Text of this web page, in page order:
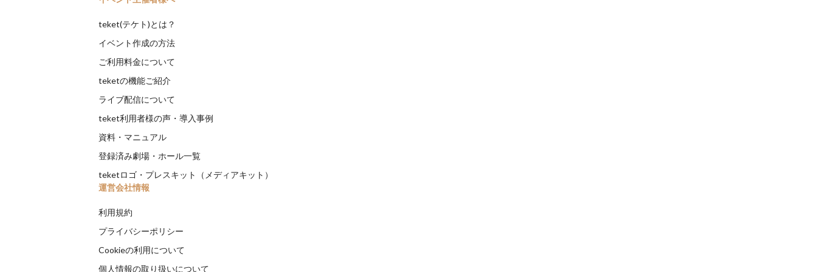
teket(テケト)とは？
イベント作成の方法
ご利用料金について
teketの機能ご紹介
ライブ配信について
teket利用者様の声・導入事例
資料・マニュアル
登録済み劇場・ホール一覧
teketロゴ・プレスキット（メディアキット）
運営会社情報
利用規約
プライバシーポリシー
Cookieの利用について
個人情報の取り扱いについて